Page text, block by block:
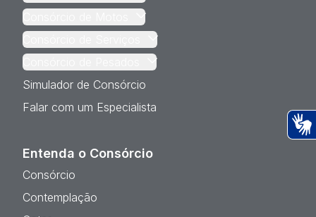
Consórcio de Motos
Consórcio de Serviços
Consórcio de Pesados
Simulador de Consórcio
Falar com um Especialista
Entenda o Consórcio
Consórcio
Contemplação